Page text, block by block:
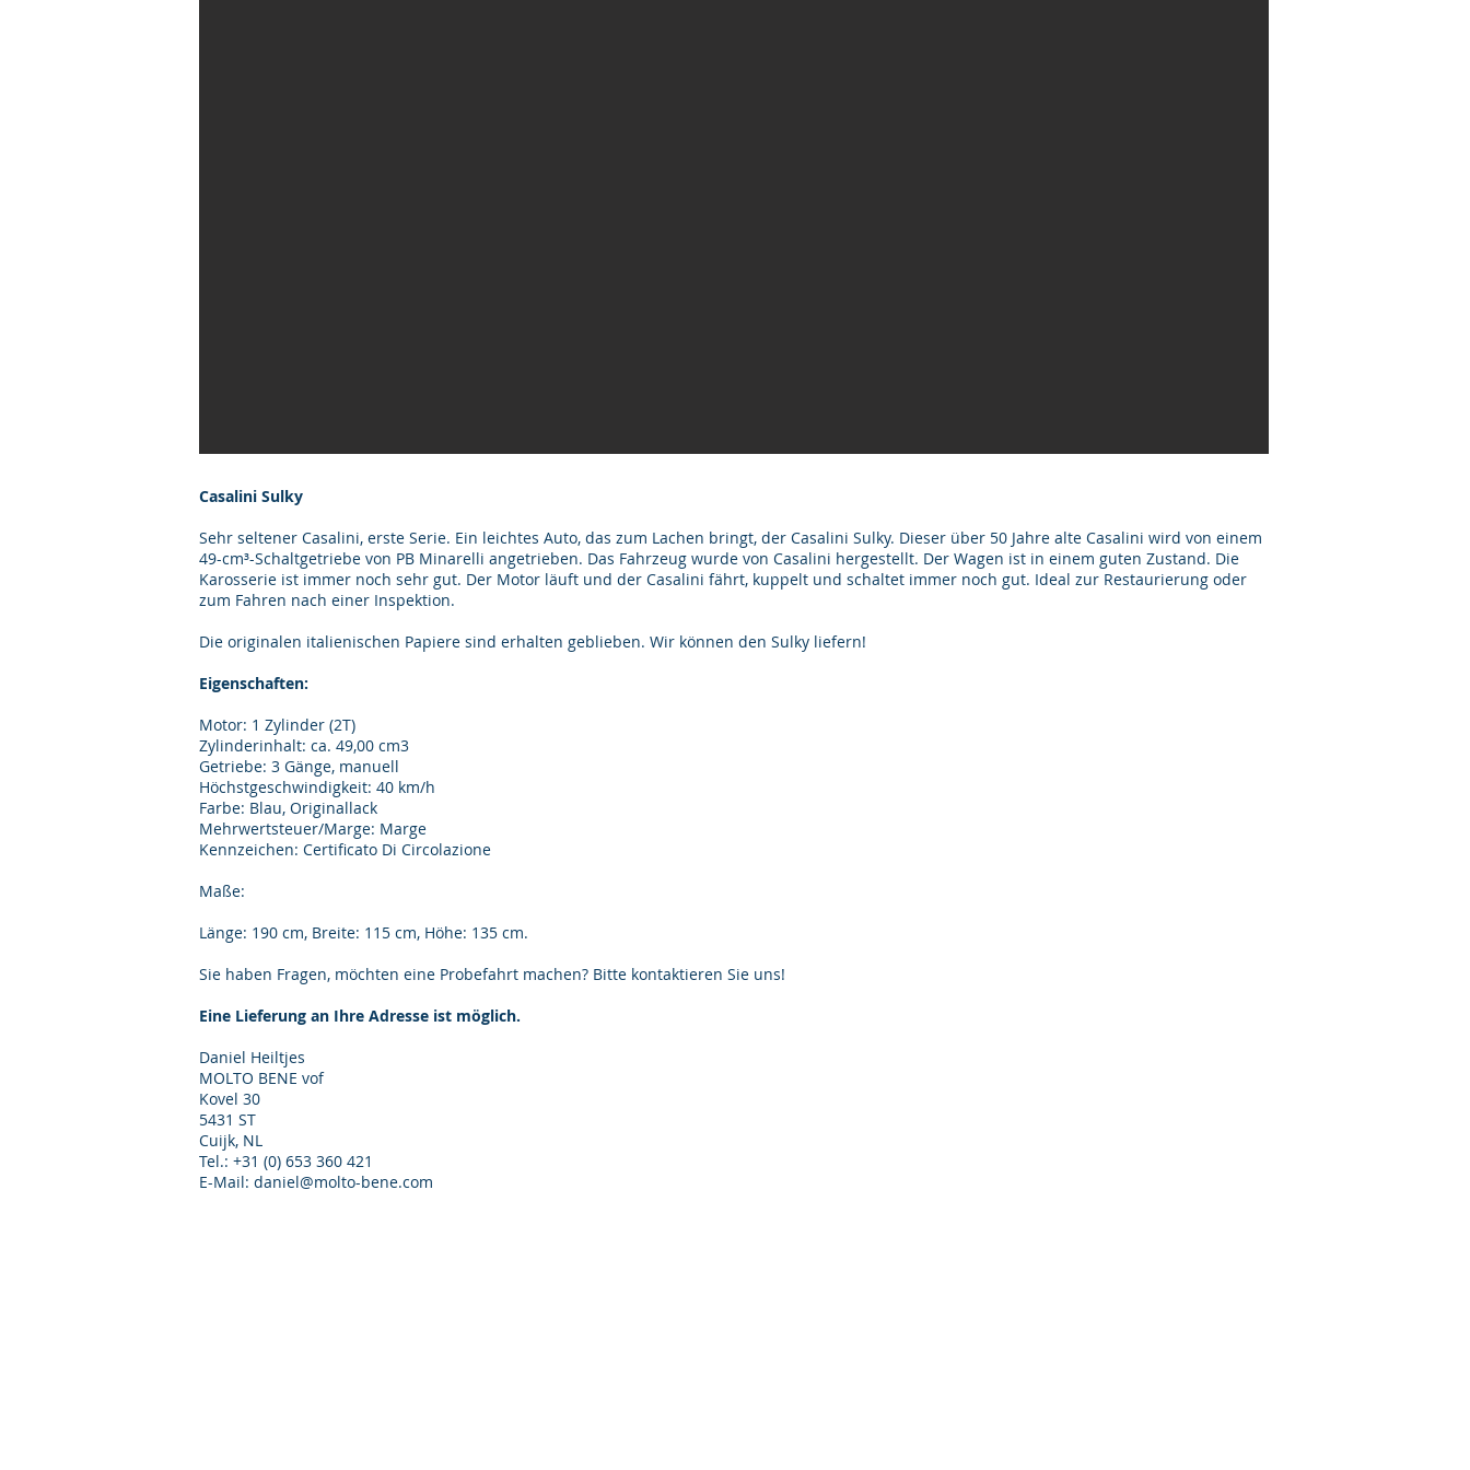
Casalini Sulky
Sehr seltener Casalini, erste Serie. Ein leichtes Auto, das zum Lachen bringt, der Casalini Sulky. Dieser über 50 Jahre alte Casalini wird von einem
49-cm³-Schaltgetriebe von PB Minarelli angetrieben. Das Fahrzeug wurde von Casalini hergestellt. Der Wagen ist in einem guten Zustand. Die
Karosserie ist immer noch sehr gut. Der Motor läuft und der Casalini fährt, kuppelt und schaltet immer noch gut. Ideal zur Restaurierung oder
zum Fahren nach einer Inspektion.
Die originalen italienischen Papiere sind erhalten geblieben. Wir können den Sulky liefern!
Eigenschaften:
Motor: 1 Zylinder (2T)
Zylinderinhalt: ca. 49,00 cm3
Getriebe: 3 Gänge, manuell
Höchstgeschwindigkeit: 40 km/h
Farbe: Blau, Originallack
Mehrwertsteuer/Marge: Marge
Kennzeichen: Certificato Di Circolazione
Maße:
Länge: 190 cm, Breite: 115 cm, Höhe: 135 cm.
Sie haben Fragen, möchten eine Probefahrt machen? Bitte kontaktieren Sie uns!
Eine Lieferung an Ihre Adresse ist möglich.
Daniel Heiltjes
MOLTO BENE vof
Kovel 30
5431 ST
Cuijk, NL
Tel.: +31 (0) 653 360 421
E-Mail: daniel@molto-bene.com